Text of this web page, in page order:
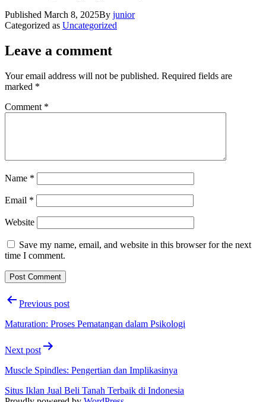
Published March 8, 2025By junior
Categorized as Uncategorized
Leave a comment
Your email address will not be published. Required fields are
marked *
Comment *
Name *
Email *
Website
Save my name, email, and website in this browser for the next
time I comment.
PostPrevious post
Maturation: Proses Pematangan dalam Psikologi
Next post
Muscle Spindles: Pengertian dan Implikasinya
Situs Iklan Jual Beli Tanah Terbaik di Indonesia